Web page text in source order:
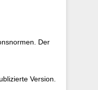
Der
Version.